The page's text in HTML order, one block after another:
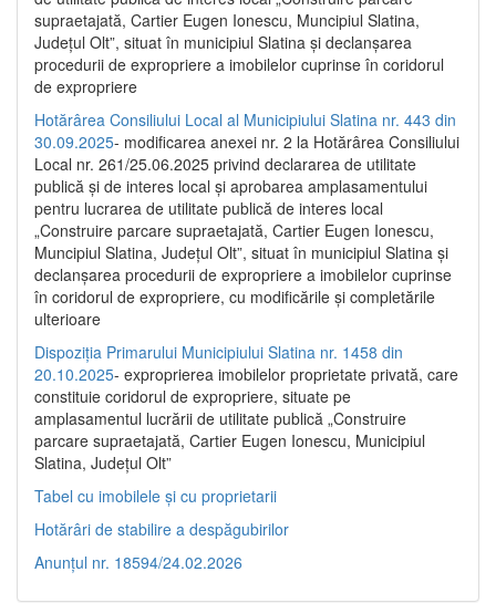
supraetajată, Cartier Eugen Ionescu, Muncipiul Slatina,
Județul Olt”, situat în municipiul Slatina și declanșarea
procedurii de expropriere a imobilelor cuprinse în coridorul
de expropriere
Hotărârea Consiliului Local al Municipiului Slatina nr. 443 din
30.09.2025- modificarea anexei nr. 2 la Hotărârea Consiliului
Local nr. 261/25.06.2025 privind declararea de utilitate
publică şi de interes local şi aprobarea amplasamentului
pentru lucrarea de utilitate publică de interes local
„Construire parcare supraetajată, Cartier Eugen Ionescu,
Muncipiul Slatina, Judeţul Olt”, situat în municipiul Slatina şi
declanşarea procedurii de expropriere a imobilelor cuprinse
în coridorul de expropriere, cu modificările şi completările
ulterioare
Dispoziția Primarului Municipiului Slatina nr. 1458 din
20.10.2025- exproprierea imobilelor proprietate privată, care
constituie coridorul de expropriere, situate pe
amplasamentul lucrării de utilitate publică „Construire
parcare supraetajată, Cartier Eugen Ionescu, Municipiul
Slatina, Județul Olt”
Tabel cu imobilele și cu proprietarii
Hotărâri de stabilire a despăgubirilor
Anunțul nr. 18594/24.02.2026